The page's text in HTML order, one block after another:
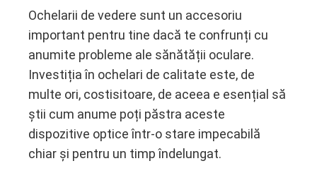
Ochelarii de vedere sunt un accesoriu
important pentru tine dacă te confrunți cu
anumite probleme ale sănătății oculare.
Investiția în ochelari de calitate este, de
multe ori, costisitoare, de aceea e esențial să
știi cum anume poți păstra aceste
dispozitive optice într-o stare impecabilă
chiar și pentru un timp îndelungat.